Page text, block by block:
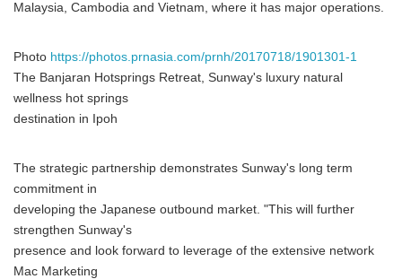
Malaysia, Cambodia and Vietnam, where it has major operations.
Photo https://photos.prnasia.com/prnh/20170718/1901301-1
The Banjaran Hotsprings Retreat, Sunway's luxury natural
wellness hot springs
destination in Ipoh
The strategic partnership demonstrates Sunway's long term
commitment in
developing the Japanese outbound market. "This will further
strengthen Sunway's
presence and look forward to leverage of the extensive network
Mac Marketing